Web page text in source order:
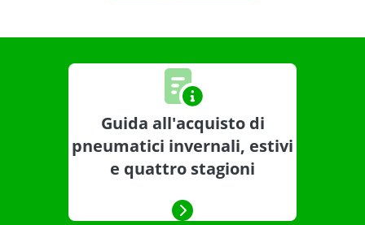
Guida all'acquisto di
pneumatici invernali, estivi
e quattro stagioni